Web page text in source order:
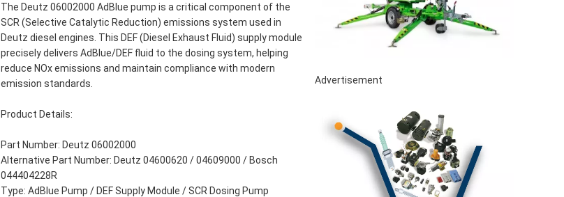
The Deutz 06002000 AdBlue pump is a critical component of the
SCR (Selective Catalytic Reduction) emissions system used in
Deutz diesel engines. This DEF (Diesel Exhaust Fluid) supply module
precisely delivers AdBlue/DEF fluid to the dosing system, helping
reduce NOx emissions and maintain compliance with modern
emission standards.
Product Details:
Part Number: Deutz 06002000
Alternative Part Number: Deutz 04600620 / 04609000 / Bosch
044404228R
Type: AdBlue Pump / DEF Supply Module / SCR Dosing Pump
Advertisement